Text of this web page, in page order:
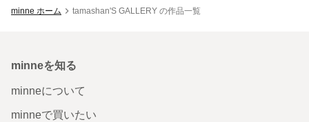
minne ホーム tamashan'S GALLERY の作品一覧
minneを知る
minneについて
minneで買いたい